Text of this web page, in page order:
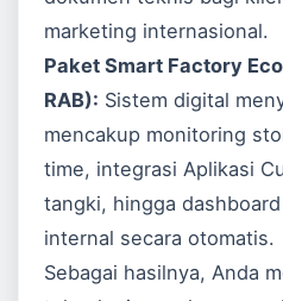
marketing internasional.
Paket Smart Factory
RAB): Sistem digital
mencakup monitoring
time, integrasiAplikasi
tangki, hingga
internal secara otomatis.
Sebagai hasilnya, Anda